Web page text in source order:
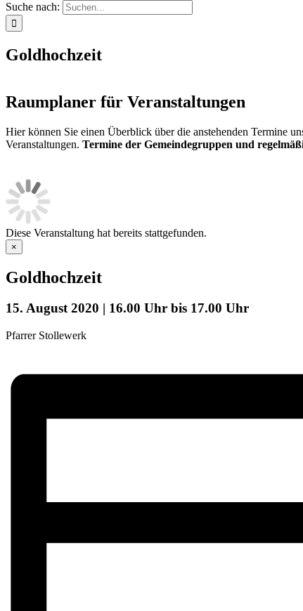
Suche nach:
Goldhochzeit
Raumplaner für Veranstaltungen
Hier können Sie einen Überblick über die anstehenden Termine
Veranstaltungen. Termine der Gemeindegruppen und
Diese Veranstaltung hat bereits stattgefunden.
×
Goldhochzeit
15. August 2020 | 16.00 Uhr bis 17.00 Uhr
Pfarrer Stollewerk